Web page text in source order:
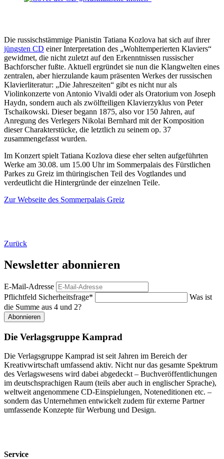
Die russischstämmige Pianistin Tatiana Kozlova hat sich auf ihrer
jüngsten CD einer Interpretation des „Wohltemperierten Klaviers“
gewidmet, die nicht zuletzt auf den Erkenntnissen russischer
Bachforscher fußte. Aktuell ergründet sie nun die Klangwelten eines
zentralen, aber hierzulande kaum präsenten Werkes der russischen
Klavierliteratur: „Die Jahreszeiten“ gibt es nicht nur als
Violinkonzerte von Antonio Vivaldi oder als Oratorium von Joseph
Haydn, sondern auch als zwölfteiligen Klavierzyklus von Peter
Tschaikowski. Dieser begann 1875, also vor 150 Jahren, auf
Anregung des Verlegers Nikolai Bernhard mit der Komposition
dieser Charakterstücke, die letztlich zu seinem op. 37
zusammengefasst wurden.
Im Konzert spielt Tatiana Kozlova diese eher selten aufgeführten
Werke am 30.08. um 15.00 Uhr im Sommerpalais des Fürstlichen
Parkes zu Greiz im thüringischen Teil des Vogtlandes und
verdeutlicht die Hintergründe der einzelnen Teile.
Zur Webseite des Sommerpalais Greiz
Zurück
Newsletter abonnieren
E-Mail-Adresse
Pflichtfeld Sicherheitsfrage*
Was ist
die Summe aus 4 und 2?
Abonnieren
Die Verlagsgruppe Kamprad
Die Verlagsgruppe Kamprad ist seit Jahren im Bereich der
Kreativwirtschaft umfassend aktiv. Nicht nur das gesamte Spektrum
des Verlagswesens wird dabei abgedeckt – Buchveröffentlichungen
im deutschsprachigen Raum (teils aber auch in englischer Sprache),
weltweit angenommene CD-Einspielungen, Noteneditionen etc. –
sondern das Unternehmen entwickelt zudem für externe Partner
umfassende Konzepte für Werbung und Design.
Service